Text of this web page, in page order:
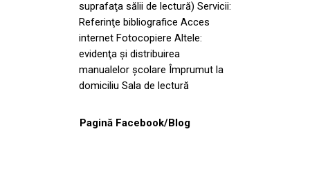
suprafaţa sălii de lectură) Servicii:
Referinţe bibliografice Acces
internet Fotocopiere Altele:
evidenţa şi distribuirea
manualelor şcolare Împrumut la
domiciliu Sala de lectură
Pagină Facebook/Blog